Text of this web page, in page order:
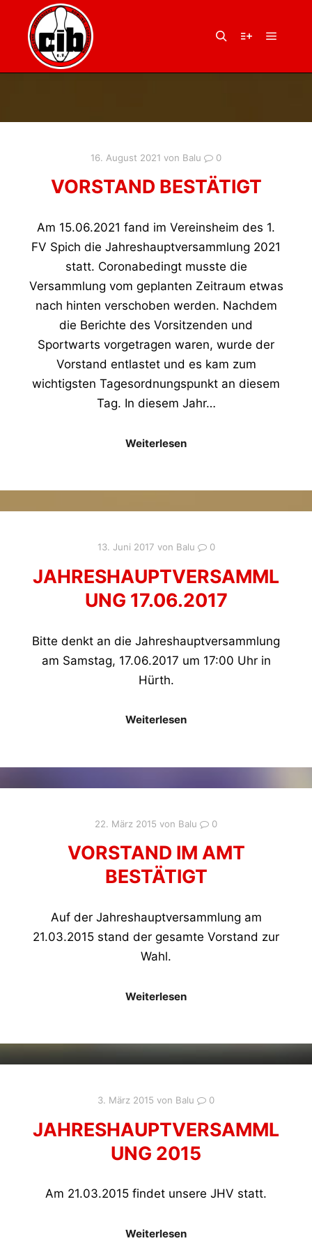
16. August 2021 von Balu 0
VORSTAND BESTÄTIGT
Am 15.06.2021 fand im Vereinsheim des 1.
FV Spich die Jahreshauptversammlung 2021
statt. Coronabedingt musste die
Versammlung vom geplanten Zeitraum etwas
nach hinten verschoben werden. Nachdem
die Berichte des Vorsitzenden und
Sportwarts vorgetragen waren, wurde der
Vorstand entlastet und es kam zum
wichtigsten Tagesordnungspunkt an diesem
Tag. In diesem Jahr…
Weiterlesen
13. Juni 2017 von Balu 0
JAHRESHAUPTVERSAMML
UNG 17.06.2017
Bitte denkt an die Jahreshauptversammlung
am Samstag, 17.06.2017 um 17:00 Uhr in
Hürth.
Weiterlesen
22. März 2015 von Balu 0
VORSTAND IM AMT
BESTÄTIGT
Auf der Jahreshauptversammlung am
21.03.2015 stand der gesamte Vorstand zur
Wahl.
Weiterlesen
3. März 2015 von Balu 0
JAHRESHAUPTVERSAMML
UNG 2015
Am 21.03.2015 findet unsere JHV statt.
Weiterlesen